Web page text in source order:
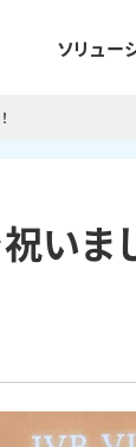
ソリュー
いま